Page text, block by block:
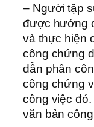
– Người tập
được hướng
và thực hiện
công chứng
dẫn phân
công chứng
công việc
văn bản